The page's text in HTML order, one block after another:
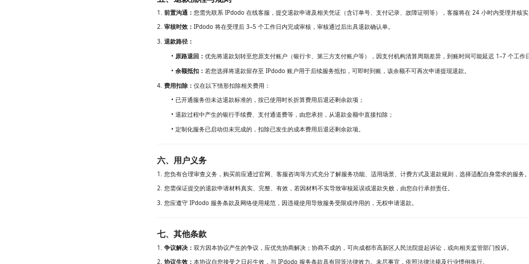
1. 前置沟通： 您需先联系 IPdodo 在线客服，提交退款申请及相关凭证（含订单号、支付记录、故障证明等），客服将在 24 小时内受理并核实
2. 审核时效： IPdodo 将在受理后 3–5 个工作日内完成审核，审核通过后出具退款确认单。
3. 退款路径：
• 原路退回： 优先将退款划转至您原支付账户（银行卡、第三方支付账户等），因支付机构清算周期差异，到账时间可能延迟 1–7 个工作日
• 余额抵扣： 若您选择将退款留存至 IPdodo 账户用于后续服务抵扣，可即时到账，该余额不可再次申请提现退款。
4. 费用扣除： 仅在以下情形扣除相关费用：
• 已开通服务但未达退款标准的，按已使用时长折算费用后退还剩余款项；
• 退款过程中产生的银行手续费、支付通道费等，由您承担，从退款金额中直接扣除；
• 定制化服务已启动但未完成的，扣除已发生的成本费用后退还剩余款项。
六、用户义务
1. 您负有合理审查义务，购买前应通过官网、客服咨询等方式充分了解服务功能、适用场景、计费方式及退款规则，选择适配自身需求的服务。
2. 您需保证提交的退款申请材料真实、完整、有效，若因材料不实导致审核延误或退款失败，由您自行承担责任。
3. 您应遵守 IPdodo 服务条款及网络使用规范，因违规使用导致服务受限或停用的，无权申请退款。
七、其他条款
1. 争议解决： 双方因本协议产生的争议，应优先协商解决；协商不成的，可向成都市高新区人民法院提起诉讼，或向相关监管部门投诉。
2. 协议生效： 本协议自您接受之日起生效，与 IPdodo 服务条款具有同等法律效力。未尽事宜，依照法律法规及行业惯例执行。